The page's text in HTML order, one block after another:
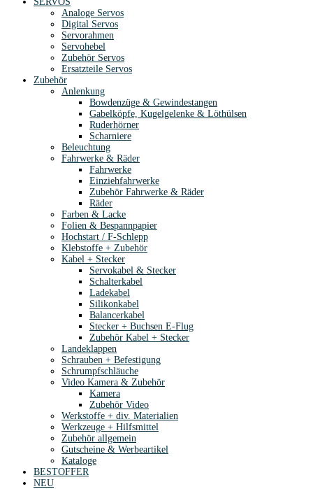
Analoge Servos
Digital Servos
Servorahmen
Servohebel
Zubehör Servos
Ersatzteile Servos
Zubehör
Anlenkung
Bowdenzüge & Gewindestangen
Gabelköpfe, Kugelgelenke & Löthülsen
Ruderhörner
Scharniere
Beleuchtung
Fahrwerke & Räder
Fahrwerke
Einziehfahrwerke
Zubehör Fahrwerke & Räder
Räder
Farben & Lacke
Folien & Bespannpapier
Hochstart / F-Schlepp
Klebstoffe + Zubehör
Kabel + Stecker
Servokabel & Stecker
Schalterkabel
Ladekabel
Silikonkabel
Balancerkabel
Stecker + Buchsen E-Flug
Zubehör Kabel + Stecker
Landeklappen
Schrauben + Befestigung
Schrumpfschläuche
Video Kamera & Zubehör
Kamera
Zubehör Video
Werkstoffe + div. Materialien
Werkzeuge + Hilfsmittel
Zubehör allgemein
Gutscheine & Werbeartikel
Kataloge
BESTOFFER
NEU